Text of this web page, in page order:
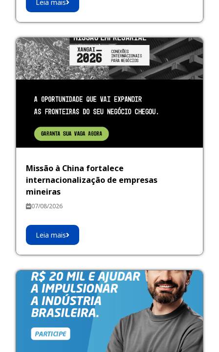
Leia mais
Missão à China fortalece
internacionalização de empresas
mineiras
07/08/2026
Leia mais